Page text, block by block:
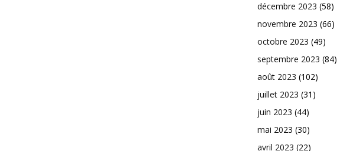
décembre 2023 (58)
novembre 2023 (66)
octobre 2023 (49)
septembre 2023 (84)
août 2023 (102)
juillet 2023 (31)
juin 2023 (44)
mai 2023 (30)
avril 2023 (22)